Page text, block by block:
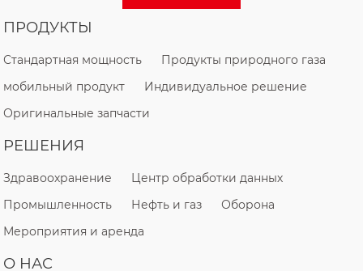
ПРОДУКТЫ
Стандартная мощность
Продукты природного газа
мобильный продукт
Индивидуальное решение
Оригинальные запчасти
РЕШЕНИЯ
Здравоохранение
Центр обработки данных
Промышленность
Нефть и газ
Оборона
Мероприятия и аренда
О НАС